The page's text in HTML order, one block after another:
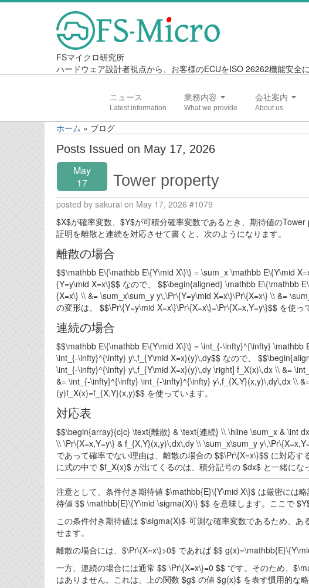
FSマイクロ研究所
ハードウェア設計者視点から、お客様のECUをISO 26262機能安全
ニュース 業務内容 会社案内
ホーム » ブログ
Posts Issued on May 17, 2026
May
17
Tower property
posted by sakurai on May 17, 2026 #1079
$X$が確率変数、$Y$が可積分確率変数であるとき、期待値の
証明を離散と連続を対応させて書くと、次のようになります。
離散の場合
$$\mathbb E\{\mathbb E\{Y\mid X\}\} = \sum_x \mathbb E\{Y\mid
{Y=y\mid X=x\}$$ なので、 $$\begin{aligned} \mathbb E\{\mathbb
{X=x\} \\ &= \sum_x\sum_y y\,\Pr\{Y=y\mid X=x\}\Pr\{X=x\} \\ &=
の変形は、 $$\Pr\{Y=y\mid X=x\}\Pr\{X=x\}=\Pr\{X=x,Y=y\}$$ を使っ
連続の場合
$$\mathbb E\{\mathbb E\{Y\mid X\}\} = \int_{-\infty}^{\infty}
\int_{-\infty}^{\infty} y\,f_{Y\mid X=x}(y)\,dy$$ なので、
\int_{-\infty}^{\infty} y\,f_{Y\mid X=x}(y)\,dy \right] f_X(x)\,dx \\ &=
&= \int_{-\infty}^{\infty} \int_{-\infty}^{\infty} y\,f_{X,Y}(x,y)\,dy\,dx \\
(y)f_X(x)=f_{X,Y}(x,y)$$ を使っています。
対応表
$$\begin{array}{c|c} \text{離散} & \text{連続} \\ \hline \sum_x & \int
\\ \Pr\{X=x,Y=y\} & f_{X,Y}(x,y)\,dx\,dy \\ \sum_x\sum_y
であって確率でない理由は、離散の場合の $$\Pr\{X=x\}$$ に対応
に式の中で $f_X(x)$ が出てくるのは、積分記号の $dx$ と一緒に
注意として、条件付き期待値 $\mathbb{E}\{Y\mid X\}$ は厳密には
待値 $$ \mathbb{E}\{Y\mid \sigma(X)\} $$ を意味します。ここで
この条件付き期待値は $\sigma(X)$-可測な確率変数であるため、
せます。
離散の場合には、$\Pr\{X=x\}>0$ であれば $$
一方、連続の場合には通常 $$ \Pr\{X=x\}=0 $$ です。そのため、
はありません。これは、上の関数 $g$ の値 $g(x)$ を表す慣用的な略